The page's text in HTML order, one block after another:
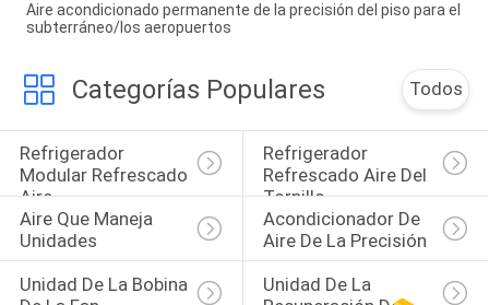
Aire acondicionado permanente de la precisión del piso para el
subterráneo/los aeropuertos
Categorías Populares Todos
Refrigerador
Modular Refrescado
Aire
Refrigerador
Refrescado Aire Del
Tornillo
Aire Que Maneja
Unidades
Acondicionador De
Aire De La Precisión
Unidad De La Bobina
Unidad De La